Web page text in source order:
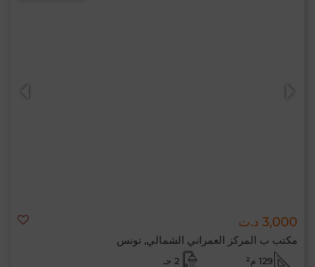
3,000 د.ت
مكتب ب المركز العمراني الشمالي, تونس
129 م² 2 حـ